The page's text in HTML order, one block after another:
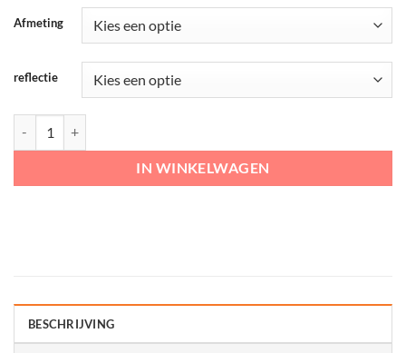
Afmeting
reflectie
IN WINKELWAGEN
BESCHRIJVING